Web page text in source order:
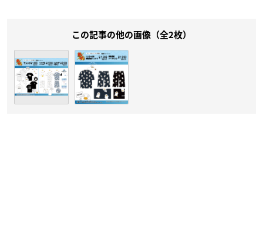
この記事の他の画像（全2枚）